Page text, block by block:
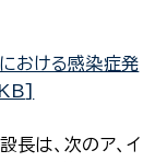
おける感染症発
長は、次のア、イ